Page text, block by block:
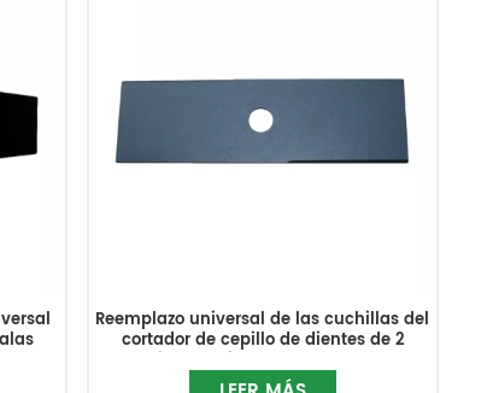
Reemplazo universal de las cuchillas del
cortador de cepillo de dientes de 2
dientes Trimmer Weed Eater